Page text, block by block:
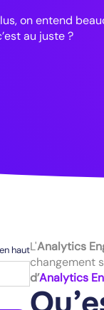
on entend
au juste ?
hautL'Analytics
changement
d’Analytics